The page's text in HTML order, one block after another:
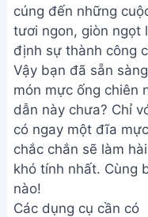
cúng đến những
tươi ngon, giòn ngọt
định sự thành công
Vậy bạn đã sẵn
món mực ống chiên
dẫn này chưa? Chỉ
có ngay một đĩa
chắc chắn sẽ làm
khó tính nhất. Cùng
nào!
Các dụng cụ cần có